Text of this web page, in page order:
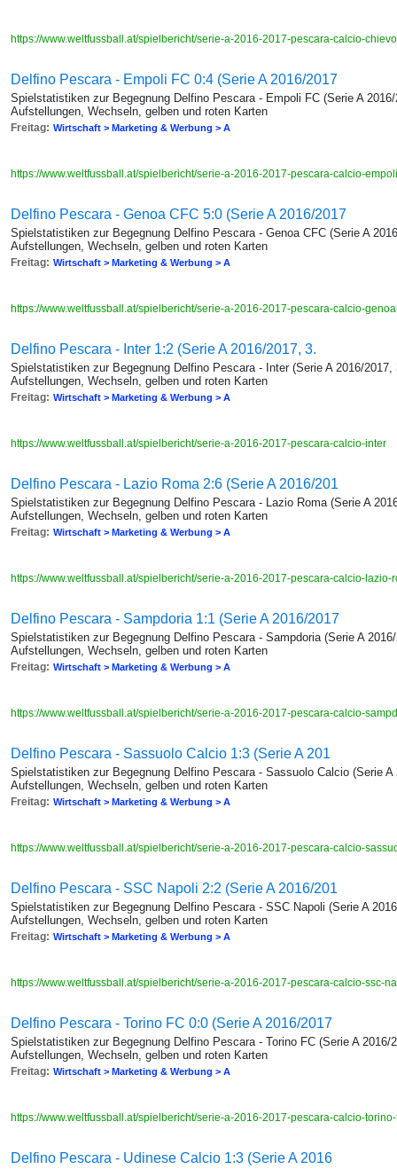
https://www.weltfussball.at/spielbericht/serie-a-2016-2017-pescara-calcio-
Delfino Pescara - Empoli FC 0:4 (Serie A 2016/2017
Spielstatistiken zur Begegnung Delfino Pescara - Empoli FC (Serie A
Aufstellungen, Wechseln, gelben und roten Karten
Freitag: Wirtschaft > Marketing & Werbung > A
https://www.weltfussball.at/spielbericht/serie-a-2016-2017-pescara-calcio-
Delfino Pescara - Genoa CFC 5:0 (Serie A 2016/2017
Spielstatistiken zur Begegnung Delfino Pescara - Genoa CFC (Serie A
Aufstellungen, Wechseln, gelben und roten Karten
Freitag: Wirtschaft > Marketing & Werbung > A
https://www.weltfussball.at/spielbericht/serie-a-2016-2017-pescara-calcio-
Delfino Pescara - Inter 1:2 (Serie A 2016/2017, 3.
Spielstatistiken zur Begegnung Delfino Pescara - Inter (Serie A 2016/
Aufstellungen, Wechseln, gelben und roten Karten
Freitag: Wirtschaft > Marketing & Werbung > A
https://www.weltfussball.at/spielbericht/serie-a-2016-2017-pescara-calcio-inter
Delfino Pescara - Lazio Roma 2:6 (Serie A 2016/201
Spielstatistiken zur Begegnung Delfino Pescara - Lazio Roma (Serie A
Aufstellungen, Wechseln, gelben und roten Karten
Freitag: Wirtschaft > Marketing & Werbung > A
https://www.weltfussball.at/spielbericht/serie-a-2016-2017-pescara-calcio-lazio-
Delfino Pescara - Sampdoria 1:1 (Serie A 2016/2017
Spielstatistiken zur Begegnung Delfino Pescara - Sampdoria (Serie A
Aufstellungen, Wechseln, gelben und roten Karten
Freitag: Wirtschaft > Marketing & Werbung > A
https://www.weltfussball.at/spielbericht/serie-a-2016-2017-pescara-calcio-
Delfino Pescara - Sassuolo Calcio 1:3 (Serie A 201
Spielstatistiken zur Begegnung Delfino Pescara - Sassuolo Calcio (Serie
Aufstellungen, Wechseln, gelben und roten Karten
Freitag: Wirtschaft > Marketing & Werbung > A
https://www.weltfussball.at/spielbericht/serie-a-2016-2017-pescara-calcio-
Delfino Pescara - SSC Napoli 2:2 (Serie A 2016/201
Spielstatistiken zur Begegnung Delfino Pescara - SSC Napoli (Serie A
Aufstellungen, Wechseln, gelben und roten Karten
Freitag: Wirtschaft > Marketing & Werbung > A
https://www.weltfussball.at/spielbericht/serie-a-2016-2017-pescara-calcio-ssc-
Delfino Pescara - Torino FC 0:0 (Serie A 2016/2017
Spielstatistiken zur Begegnung Delfino Pescara - Torino FC (Serie A
Aufstellungen, Wechseln, gelben und roten Karten
Freitag: Wirtschaft > Marketing & Werbung > A
https://www.weltfussball.at/spielbericht/serie-a-2016-2017-pescara-calcio-
Delfino Pescara - Udinese Calcio 1:3 (Serie A 2016